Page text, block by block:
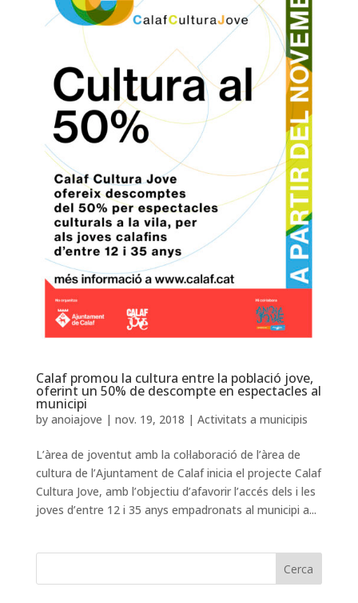
Calaf promou la cultura entre la població jove,
oferint un 50% de descompte en espectacles al
municipi
by anoiajove | nov. 19, 2018 | Activitats a municipis
L’àrea de joventut amb la col·laboració de l’àrea de
cultura de l’Ajuntament de Calaf inicia el projecte Calaf
Cultura Jove, amb l’objectiu d’afavorir l’accés dels i les
joves d’entre 12 i 35 anys empadronats al municipi a...
Cerca